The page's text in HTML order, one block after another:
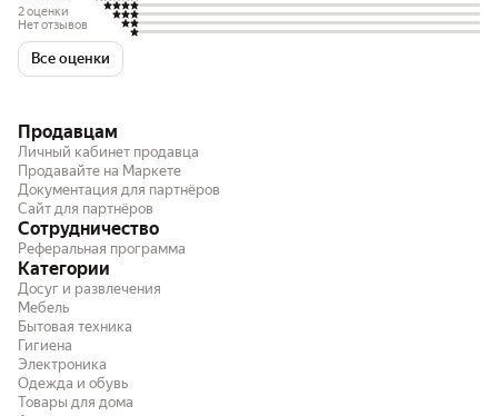
2 оценки
Нет отзывов
Все оценки
Продавцам
Личный кабинет продавца
Продавайте на Маркете
Документация для партнёров
Сайт для партнёров
Сотрудничество
Реферальная программа
Категории
Досуг и развлечения
Мебель
Бытовая техника
Гигиена
Электроника
Одежда и обувь
Товары для дома